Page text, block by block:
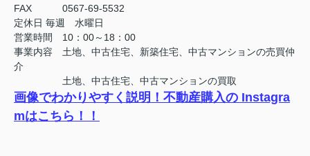
FAX
0567-69-5532
定休日 毎週 水曜日
営業時間 10：00～18：00
事業内容 土地、中古住宅、新築住宅、中古マンションの売買仲
介
土地、中古住宅、中古マンションの買取
画像でわかりやすく説明！不動産購入の Instagra
mはこちら！！